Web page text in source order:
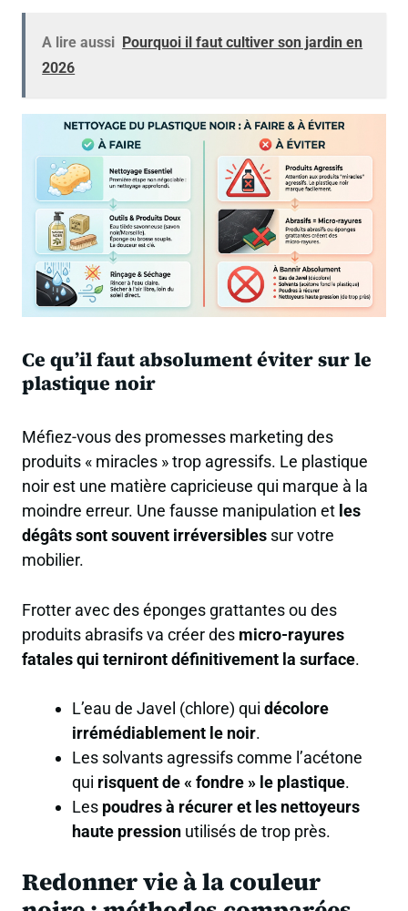
A lire aussi Pourquoi il faut cultiver son jardin en
2026
Ce qu’il faut absolument éviter sur le
plastique noir
Méfiez-vous des promesses marketing des
produits « miracles » trop agressifs. Le plastique
noir est une matière capricieuse qui marque à la
moindre erreur. Une fausse manipulation et les
dégâts sont souvent irréversibles sur votre
mobilier.
Frotter avec des éponges grattantes ou des
produits abrasifs va créer des micro-rayures
fatales qui terniront définitivement la surface.
L’eau de Javel (chlore) qui décolore
irrémédiablement le noir.
Les solvants agressifs comme l’acétone
qui risquent de « fondre » le plastique.
Les poudres à récurer et les nettoyeurs
haute pressionutilisés de trop près.
Redonner vie à la couleur